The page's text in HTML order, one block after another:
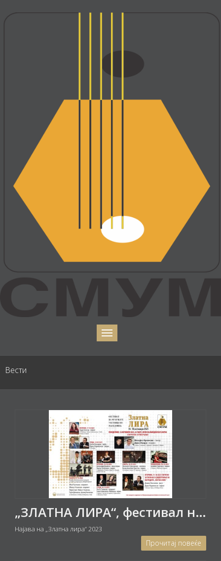
Вести
„ЗЛАТНА ЛИРА“, фестивал на музичките уметници на Македонија, 16 до 31 октомври 2023
Најава на „Златна лира“ 2023
Прочитај повеќе